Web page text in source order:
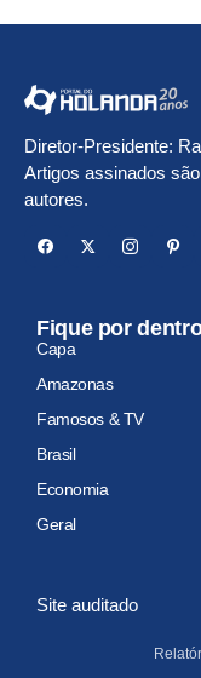
Diretor-Presidente:
Artigos assinados
autores.
Fique por
Capa
Amazonas
Famosos & TV
Brasil
Economia
Geral
Site auditado